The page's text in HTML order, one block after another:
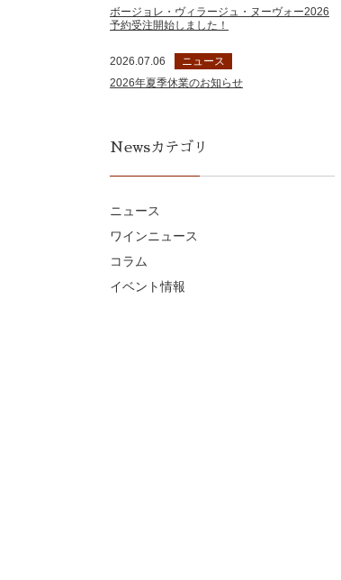
ボージョレ・ヴィラージュ・ヌーヴォー2026
予約受注開始しました！
2026.07.06
ニュース
2026年夏季休業のお知らせ
Newsカテゴリ
ニュース
ワインニュース
コラム
イベント情報